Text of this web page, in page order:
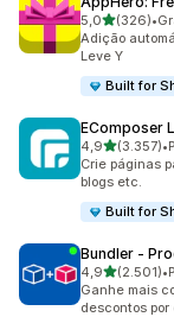
5,0de 5(326)
326 •
Adição
Leve Y
Built for
EComposer
4,9de 5(3.357)
3357 •
Crie páginas
blogs etc.
Built for
Bundler ‑
4,9de 5(2.501)
2501 •
Ganhe mais
descontos